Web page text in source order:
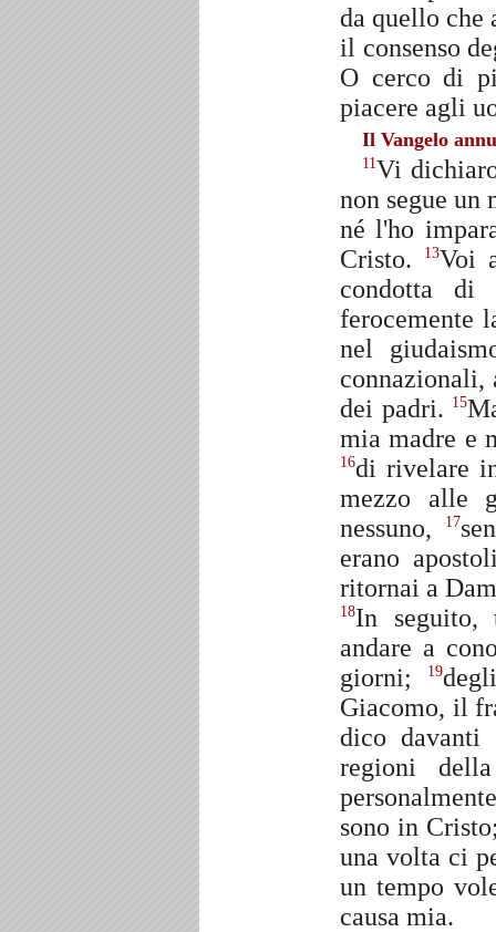
da quello che
il consenso
O cerco di
piacere agli
Il Vangelo
11Vi
non segue
né l'ho
Cristo.
13Voi
condotta di
ferocemente
nel
connazionali,
dei padri. 15
mia madre e
16di rivelare
mezzo alle
nessuno,
17
erano
ritornai a
18In seguito,
andare a
giorni;
19
Giacomo, il
dico
regioni
sono in
una volta ci
un tempo
causa mia.